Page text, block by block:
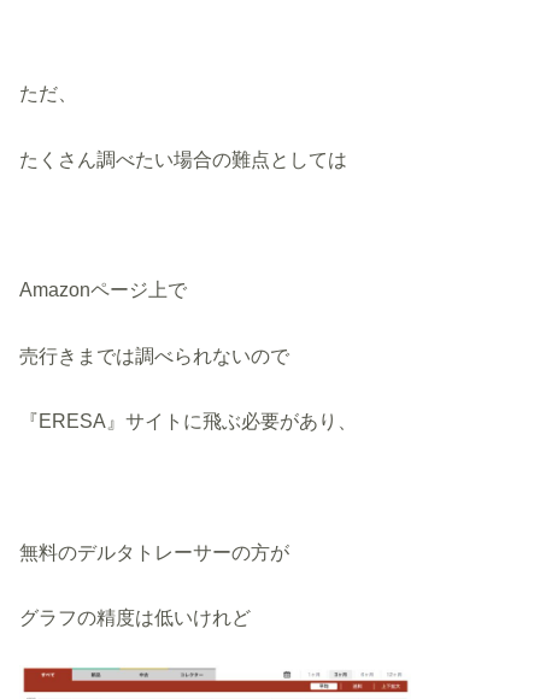
ただ、
たくさん調べたい場合の難点としては
Amazonページ上で
売行きまでは調べられないので
『ERESA』サイトに飛ぶ必要があり、
無料のデルタトレーサーの方が
グラフの精度は低いけれど